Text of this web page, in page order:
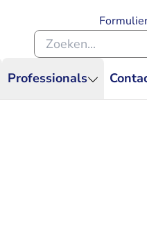
Professionals
Zoeken binnen de